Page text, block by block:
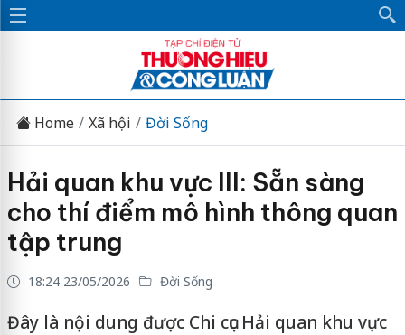
Home Xã hội Đời Sống
Hải quan khu vực III: Sẵn sàng
cho thí điểm mô hình thông quan
tập trung
18:24 23/05/2026 Đời Sống
Đây là nội dung được Chi cục Hải quan khu vực